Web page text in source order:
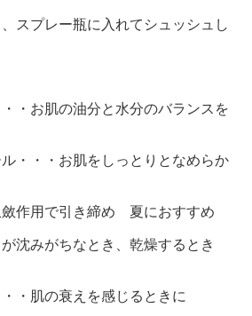
スプレー瓶に入れてシュッシュし
・お肌の油分と水分のバランスを
・・・お肌をしっとりとなめらか
斂作用で引き締め 夏におすすめ
沈みがちなとき、乾燥するとき
・肌の衰えを感じるときに